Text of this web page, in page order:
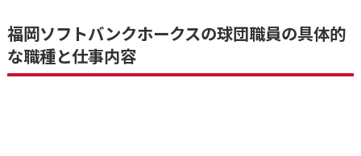
福岡ソフトバンクホークスの球団職員の具体的
な職種と仕事内容